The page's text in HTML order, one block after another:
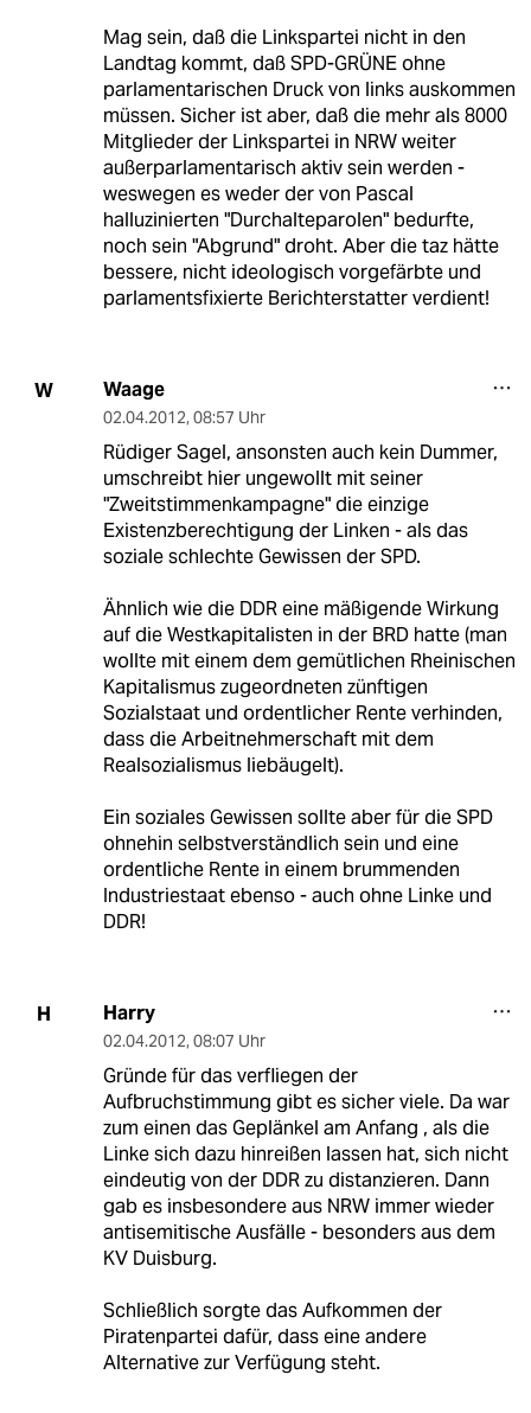
Mag sein, daß die Linkspartei nicht in den
Landtag kommt, daß SPD-GRÜNE ohne
parlamentarischen Druck von links auskommen
müssen. Sicher ist aber, daß die mehr als 8000
Mitglieder der Linkspartei in NRW weiter
außerparlamentarisch aktiv sein werden -
weswegen es weder der von Pascal
halluzinierten "Durchalteparolen" bedurfte,
noch sein "Abgrund" droht. Aber die taz hätte
bessere, nicht ideologisch vorgefärbte und
parlamentsfixierte Berichterstatter verdient!
W Waage
02.04.2012, 08:57 Uhr
Rüdiger Sagel, ansonsten auch kein Dummer,
umschreibt hier ungewollt mit seiner
"Zweitstimmenkampagne" die einzige
Existenzberechtigung der Linken - als das
soziale schlechte Gewissen der SPD.
Ähnlich wie die DDR eine mäßigende Wirkung
auf die Westkapitalisten in der BRD hatte (man
wollte mit einem dem gemütlichen Rheinischen
Kapitalismus zugeordneten zünftigen
Sozialstaat und ordentlicher Rente verhinden,
dass die Arbeitnehmerschaft mit dem
Realsozialismus liebäugelt).
Ein soziales Gewissen sollte aber für die SPD
ohnehin selbstverständlich sein und eine
ordentliche Rente in einem brummenden
Industriestaat ebenso - auch ohne Linke und
DDR!
H Harry
02.04.2012, 08:07 Uhr
Gründe für das verfliegen der
Aufbruchstimmung gibt es sicher viele. Da war
zum einen das Geplänkel am Anfang , als die
Linke sich dazu hinreißen lassen hat, sich nicht
eindeutig von der DDR zu distanzieren. Dann
gab es insbesondere aus NRW immer wieder
antisemitische Ausfälle - besonders aus dem
KV Duisburg.
Schließlich sorgte das Aufkommen der
Piratenpartei dafür, dass eine andere
Alternative zur Verfügung steht.